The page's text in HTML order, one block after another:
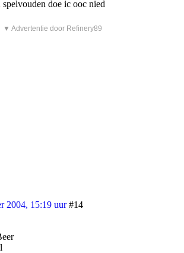
doe ic ooc nied
▼ Advertentie door Refinery89
2004, 15:19 uur #14